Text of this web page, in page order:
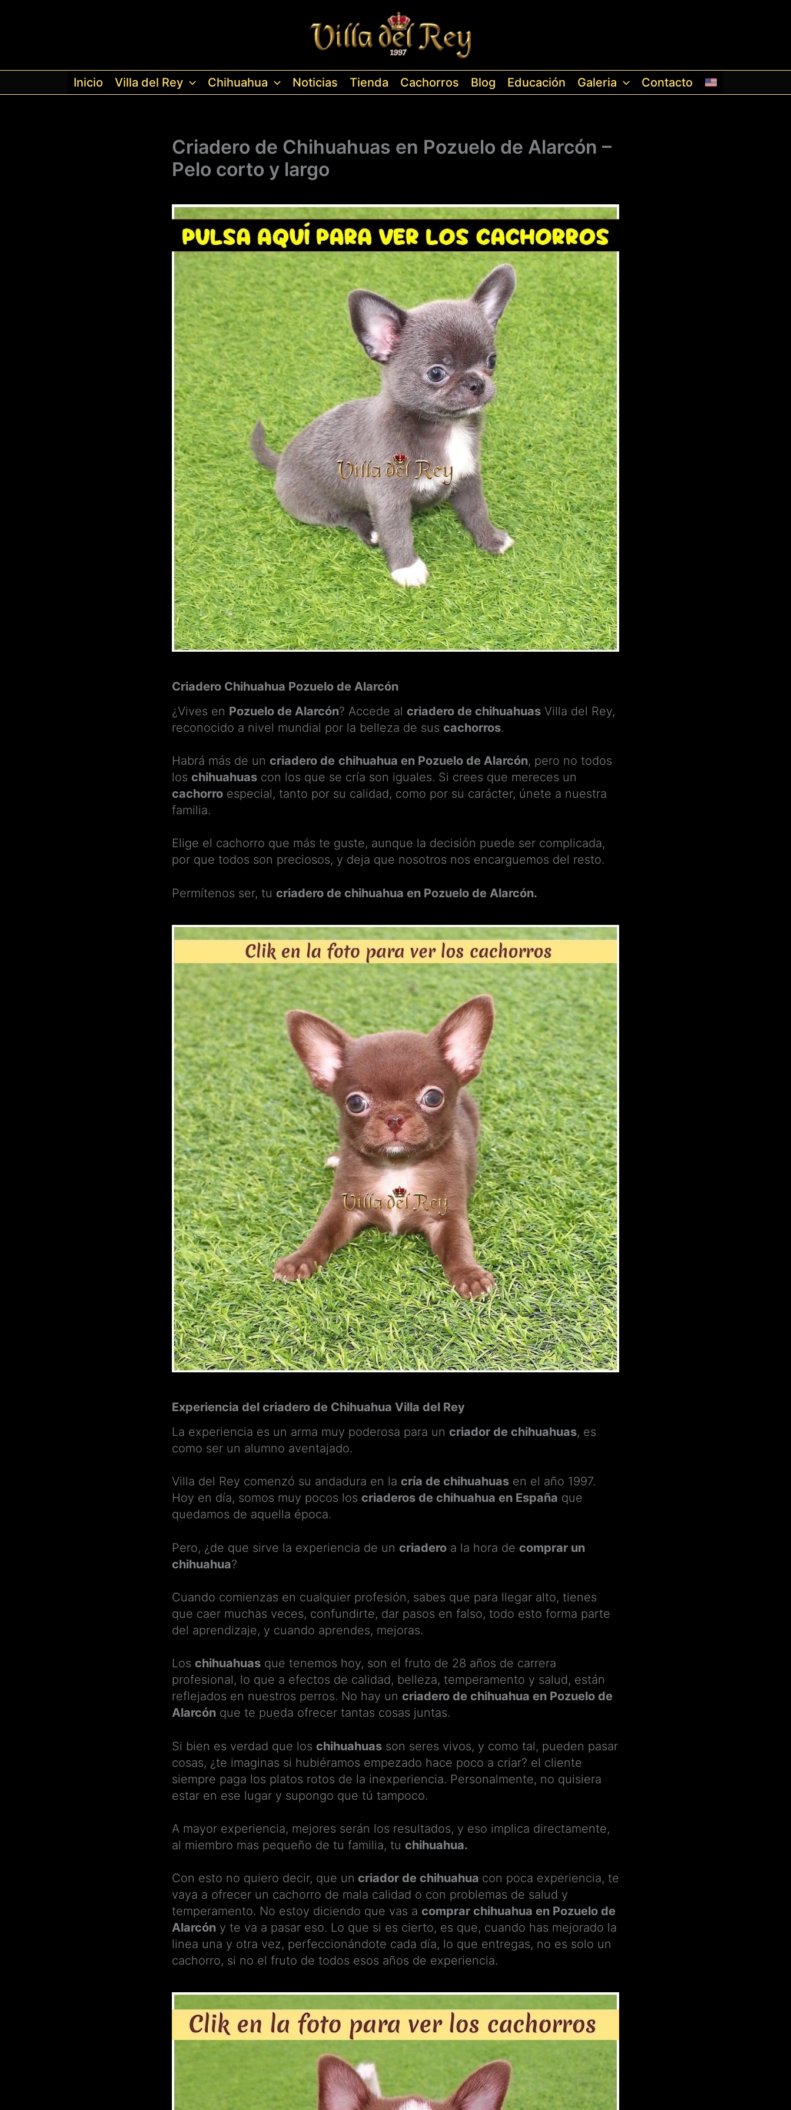
Inicio Villa del Rey Chihuahua Noticias Tienda Cachorros Blog Educación Galeria Contacto
Criadero de Chihuahuas en Pozuelo de Alarcón –
Pelo corto y largo
Criadero Chihuahua Pozuelo de Alarcón
¿Vives en Pozuelo de Alarcón? Accede al criadero de chihuahuas Villa del Rey,
reconocido a nivel mundial por la belleza de sus cachorros.
Habrá más de un criadero de chihuahua en Pozuelo de Alarcón, pero no todos
los chihuahuas con los que se cría son iguales. Si crees que mereces un
cachorro especial, tanto por su calidad, como por su carácter, únete a nuestra
familia.
Elige el cachorro que más te guste, aunque la decisión puede ser complicada,
por que todos son preciosos, y deja que nosotros nos encarguemos del resto.
Permítenos ser, tu criadero de chihuahua en Pozuelo de Alarcón.
Experiencia del criadero de Chihuahua Villa del Rey
La experiencia es un arma muy poderosa para un criador de chihuahuas, es
como ser un alumno aventajado.
Villa del Rey comenzó su andadura en la cría de chihuahuas en el año 1997.
Hoy en día, somos muy pocos los criaderos de chihuahua en España que
quedamos de aquella época.
Pero, ¿de que sirve la experiencia de un criadero a la hora de comprar un
chihuahua?
Cuando comienzas en cualquier profesión, sabes que para llegar alto, tienes
que caer muchas veces, confundirte, dar pasos en falso, todo esto forma parte
del aprendizaje, y cuando aprendes, mejoras.
Los chihuahuas que tenemos hoy, son el fruto de 28 años de carrera
profesional, lo que a efectos de calidad, belleza, temperamento y salud, están
reflejados en nuestros perros. No hay un criadero de chihuahua en Pozuelo de
Alarcón que te pueda ofrecer tantas cosas juntas.
Si bien es verdad que los chihuahuas son seres vivos, y como tal, pueden pasar
cosas, ¿te imaginas si hubiéramos empezado hace poco a criar? el cliente
siempre paga los platos rotos de la inexperiencia. Personalmente, no quisiera
estar en ese lugar y supongo que tú tampoco.
A mayor experiencia, mejores serán los resultados, y eso implica directamente,
al miembro mas pequeño de tu familia, tu chihuahua.
Con esto no quiero decir, que un criador de chihuahua con poca experiencia, te
vaya a ofrecer un cachorro de mala calidad o con problemas de salud y
temperamento. No estoy diciendo que vas a comprar chihuahua en Pozuelo de
Alarcón y te va a pasar eso. Lo que si es cierto, es que, cuando has mejorado la
linea una y otra vez, perfeccionándote cada día, lo que entregas, no es solo un
cachorro, si no el fruto de todos esos años de experiencia.